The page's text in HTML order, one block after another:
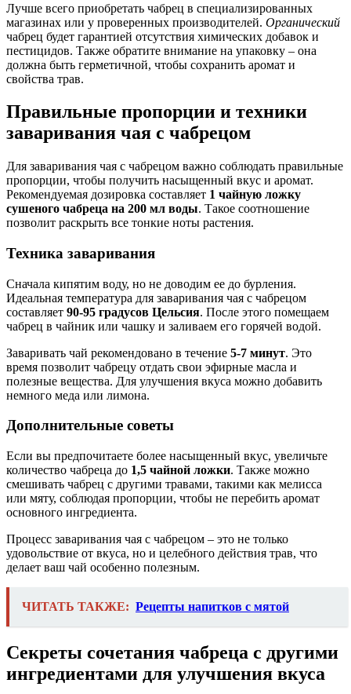
Лучше всего приобретать чабрец в специализированных
магазинах или у проверенных производителей. Органический
чабрец будет гарантией отсутствия химических добавок и
пестицидов. Также обратите внимание на упаковку – она
должна быть герметичной, чтобы сохранить аромат и
свойства трав.
Правильные пропорции и техники
заваривания чая с чабрецом
Для заваривания чая с чабрецом важно соблюдать правильные
пропорции, чтобы получить насыщенный вкус и аромат.
Рекомендуемая дозировка составляет 1 чайную ложку
сушеного чабреца на 200 мл воды. Такое соотношение
позволит раскрыть все тонкие ноты растения.
Техника заваривания
Сначала кипятим воду, но не доводим ее до бурления.
Идеальная температура для заваривания чая с чабрецом
составляет 90-95 градусов Цельсия. После этого помещаем
чабрец в чайник или чашку и заливаем его горячей водой.
Заваривать чай рекомендовано в течение 5-7 минут. Это
время позволит чабрецу отдать свои эфирные масла и
полезные вещества. Для улучшения вкуса можно добавить
немного меда или лимона.
Дополнительные советы
Если вы предпочитаете более насыщенный вкус, увеличьте
количество чабреца до 1,5 чайной ложки. Также можно
смешивать чабрец с другими травами, такими как мелисса
или мяту, соблюдая пропорции, чтобы не перебить аромат
основного ингредиента.
Процесс заваривания чая с чабрецом – это не только
удовольствие от вкуса, но и целебного действия трав, что
делает ваш чай особенно полезным.
ЧИТАТЬ ТАКЖЕ: Рецепты напитков с мятой
Секреты сочетания чабреца с другими
ингредиентами для улучшения вкуса